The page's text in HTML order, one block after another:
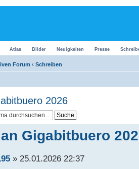
Atlas Bilder Neuigkeiten Presse
Forum ‹ Schreiben
2026
Gigabitbuero
» 25.01.2026 22:37